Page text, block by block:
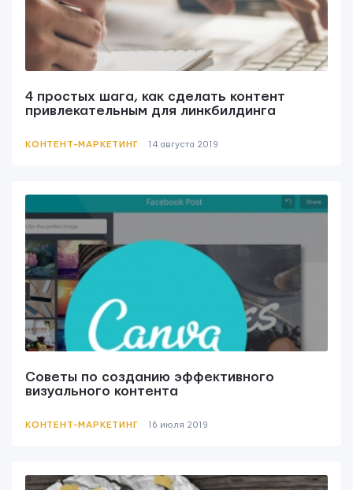
4 простых шага, как сделать контент
привлекательным для линкбилдинга
КОНТЕНТ-МАРКЕТИНГ 14 августа 2019
Советы по созданию эффективного
визуального контента
КОНТЕНТ-МАРКЕТИНГ 16 июля 2019